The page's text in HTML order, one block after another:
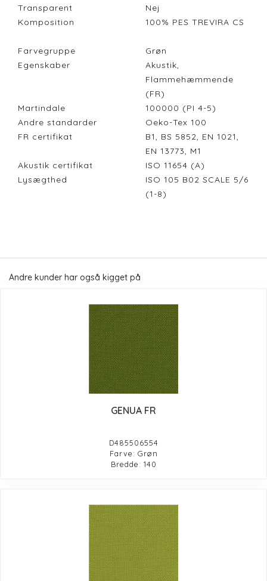
Transparent
Nej
Komposition
100% PES TREVIRA CS
Farvegruppe
Grøn
Egenskaber
Akustik,
Flammehæmmende
(FR)
Martindale
100000 (PI 4-5)
Andre standarder
Oeko-Tex 100
FR certifikat
B1, BS 5852, EN 1021,
EN 13773, M1
Akustik certifikat
ISO 11654 (A)
Lysægthed
ISO 105 B02 SCALE 5/6
(1-8)
Andre kunder har også kigget på
GENUA FR
D485506554
Farve: Grøn
Bredde: 140